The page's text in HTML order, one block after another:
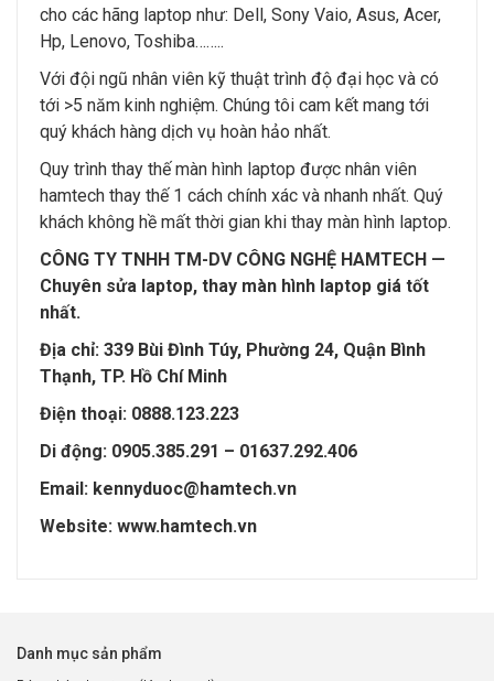
cho các hãng laptop như: Dell, Sony Vaio, Asus, Acer,
Hp, Lenovo, Toshiba……..
Với đội ngũ nhân viên kỹ thuật trình độ đại học và có
tới >5 năm kinh nghiệm. Chúng tôi cam kết mang tới
quý khách hàng dịch vụ hoàn hảo nhất.
Quy trình thay thế màn hình laptop được nhân viên
hamtech thay thế 1 cách chính xác và nhanh nhất. Quý
khách không hề mất thời gian khi thay màn hình laptop.
CÔNG TY TNHH TM-DV CÔNG NGHỆ HAMTECH —
Chuyên sửa laptop, thay màn hình laptop giá tốt
nhất.
Địa chỉ: 339 Bùi Đình Túy, Phường 24, Quận Bình
Thạnh, TP. Hồ Chí Minh
Điện thoại: 0888.123.223
Di động: 0905.385.291 – 01637.292.406
Email: kennyduoc@hamtech.vn
Website: www.hamtech.vn
Danh mục sản phẩm